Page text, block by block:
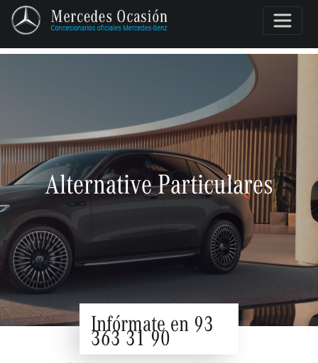
Alternative Particulares
Infórmate en 93
363 31 90